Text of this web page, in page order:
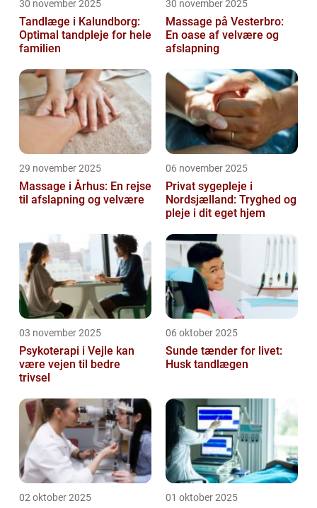
30 november 2025
Tandlæge i Kalundborg:
Optimal tandpleje for hele
familien
30 november 2025
Massage på Vesterbro:
En oase af velvære og
afslapning
29 november 2025
Massage i Århus: En rejse
til afslapning og velvære
06 november 2025
Privat sygepleje i
Nordsjælland: Tryghed og
pleje i dit eget hjem
03 november 2025
Psykoterapi i Vejle kan
være vejen til bedre
trivsel
06 oktober 2025
Sunde tænder for livet:
Husk tandlægen
02 oktober 2025 01 oktober 2025